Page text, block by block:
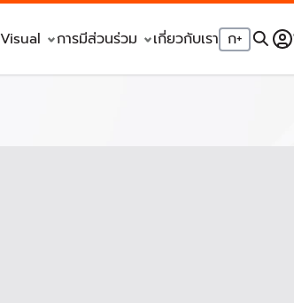
Visual การมีส่วนร่วม เกี่ยวกับเรา ก+